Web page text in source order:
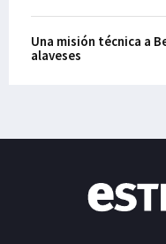
Una misión técnica a
alaveses